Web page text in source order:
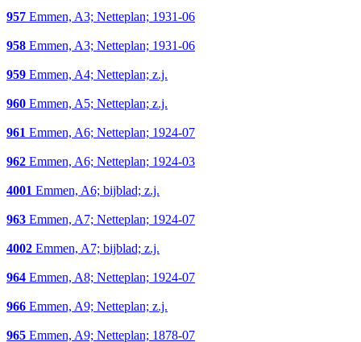
957 Emmen, A3; Netteplan; 1931-06
958 Emmen, A3; Netteplan; 1931-06
959 Emmen, A4; Netteplan; z.j.
960 Emmen, A5; Netteplan; z.j.
961 Emmen, A6; Netteplan; 1924-07
962 Emmen, A6; Netteplan; 1924-03
4001 Emmen, A6; bijblad; z.j.
963 Emmen, A7; Netteplan; 1924-07
4002 Emmen, A7; bijblad; z.j.
964 Emmen, A8; Netteplan; 1924-07
966 Emmen, A9; Netteplan; z.j.
965 Emmen, A9; Netteplan; 1878-07